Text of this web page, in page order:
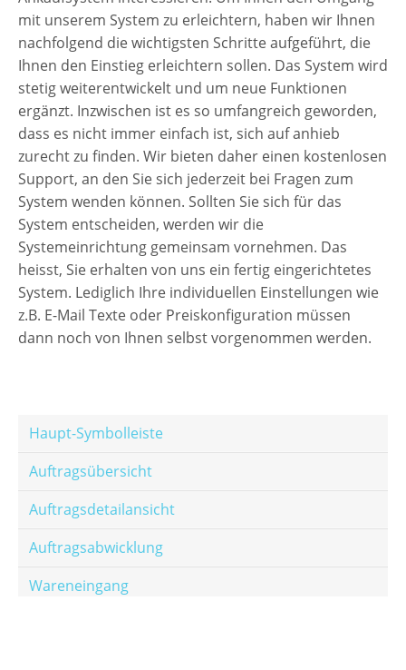
mit unserem System zu erleichtern, haben wir Ihnen
nachfolgend die wichtigsten Schritte aufgeführt, die
Ihnen den Einstieg erleichtern sollen. Das System wird
stetig weiterentwickelt und um neue Funktionen
ergänzt. Inzwischen ist es so umfangreich geworden,
dass es nicht immer einfach ist, sich auf anhieb
zurecht zu finden. Wir bieten daher einen kostenlosen
Support, an den Sie sich jederzeit bei Fragen zum
System wenden können. Sollten Sie sich für das
System entscheiden, werden wir die
Systemeinrichtung gemeinsam vornehmen. Das
heisst, Sie erhalten von uns ein fertig eingerichtetes
System. Lediglich Ihre individuellen Einstellungen wie
z.B. E-Mail Texte oder Preiskonfiguration müssen
dann noch von Ihnen selbst vorgenommen werden.
Haupt-Symbolleiste
Auftragsübersicht
Auftragsdetailansicht
Auftragsabwicklung
Wareneingang